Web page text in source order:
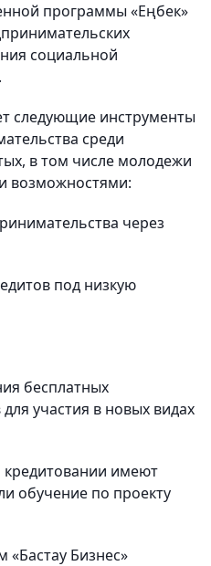
программы «Еңбек»
социальной
следующие инструменты
среди
в том числе молодежи
возможностями:
через
под низкую
бесплатных
участия в новых видах
имеют
обучение по проекту
«Бастау Бизнес»